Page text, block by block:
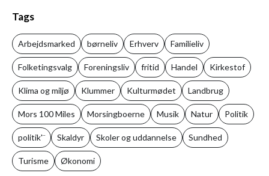
Tags
Arbejdsmarked børneliv Erhverv Familieliv
Folketingsvalg Foreningsliv fritid Handel Kirkestof
Klima og miljø Klummer Kulturmødet Landbrug
Mors 100 Miles Morsingboerne Musik Natur Politik
politik'¨ Skaldyr Skoler og uddannelse Sundhed
Turisme Økonomi